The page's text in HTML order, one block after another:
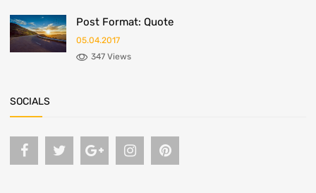
Post Format: Quote
05.04.2017
347 Views
SOCIALS